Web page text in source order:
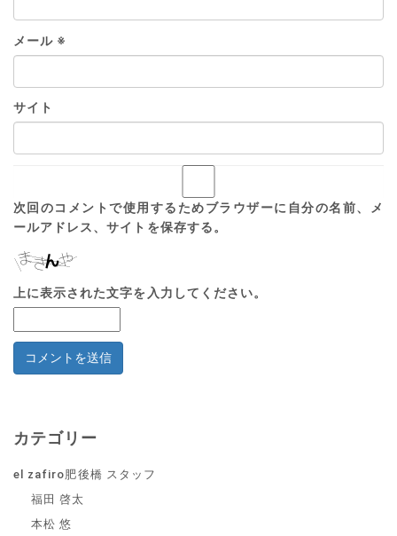
メール ※
サイト
次回のコメントで使用するためブラウザーに自分の名前、メ
ールアドレス、サイトを保存する。
上に表示された文字を入力してください。
カテゴリー
el zafiro肥後橋 スタッフ
福田 啓太
本松 悠